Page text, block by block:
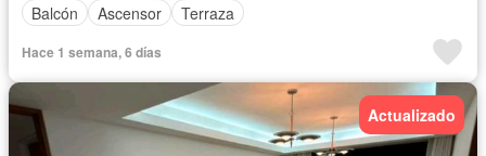
Balcón
Ascensor Terraza
Hace 1 semana, 6 días
Actualizado